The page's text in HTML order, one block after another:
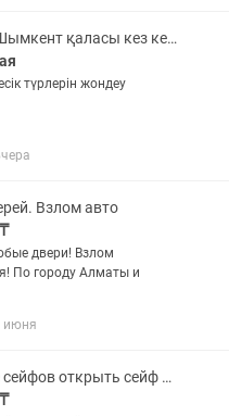
Есік Ашу Шымкент қаласы кез келген замоктарды ашамыз взлом замок
түрлерін жондеу
Взлом авто
двери! Взлом
По городу Алматы и
июня
Вскрытие сейфов открыть сейф взлом